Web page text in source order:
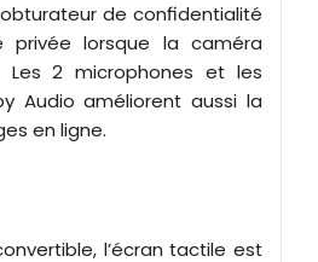
de confidentialité
privée lorsque la caméra
Les 2 microphones et les
Audio améliorent aussi la
en ligne.
l’écran tactile est